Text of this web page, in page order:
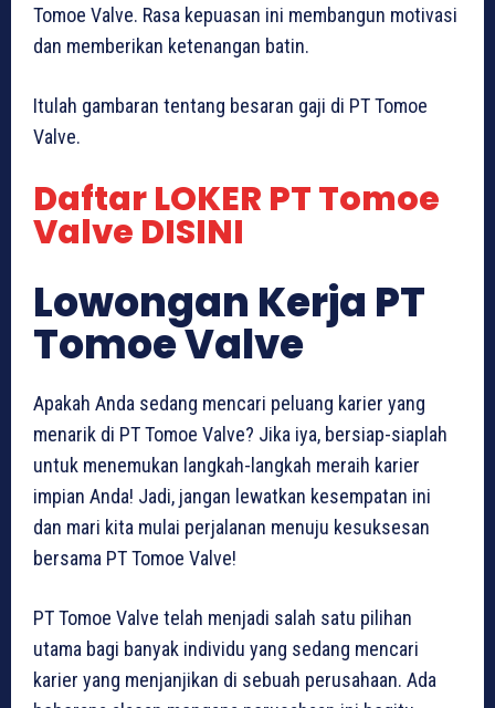
Tomoe Valve. Rasa kepuasan ini membangun motivasi
dan memberikan ketenangan batin.
Itulah gambaran tentang besaran gaji di PT Tomoe
Valve.
Daftar LOKER PT Tomoe
Valve DISINI
Lowongan Kerja PT
Tomoe Valve
Apakah Anda sedang mencari peluang karier yang
menarik di PT Tomoe Valve? Jika iya, bersiap-siaplah
untuk menemukan langkah-langkah meraih karier
impian Anda! Jadi, jangan lewatkan kesempatan ini
dan mari kita mulai perjalanan menuju kesuksesan
bersama PT Tomoe Valve!
PT Tomoe Valve telah menjadi salah satu pilihan
utama bagi banyak individu yang sedang mencari
karier yang menjanjikan di sebuah perusahaan. Ada